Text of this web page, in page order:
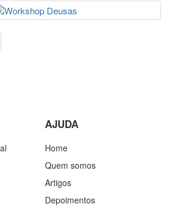
AJUDA
Home
Quem somos
Artigos
Depoimentos